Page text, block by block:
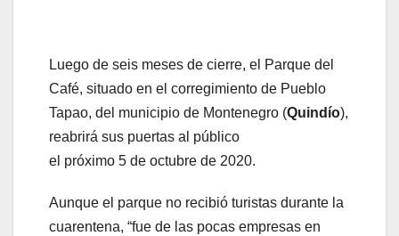
Luego de seis meses de cierre, el Parque del
Café, situado en el corregimiento de Pueblo
Tapao, del municipio de Montenegro (Quindío),
reabrirá sus puertas al público
el próximo 5 de octubre de 2020.
Aunque el parque no recibió turistas durante la
cuarentena, “fue de las pocas empresas en